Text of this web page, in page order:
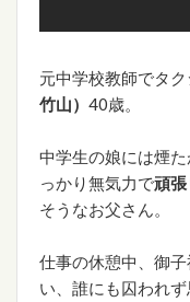
元中学校教師でタ
竹山） 40歳。
中学生の娘には煙
っかり無気力で頑
そうなお父さん。
仕事の休憩中、御
い、誰にも囚われ